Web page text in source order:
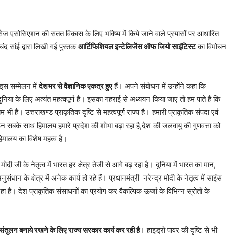
की सतत विकास के लिए भविष्य में किये जाने वाले प्रयासों पर आधारित
सांई द्वारा लिखी गई पुस्तकआर्टिफिशियल इन्टेलिजेंस ऑफ जियो साइंटिस्टका विमोचन
इस सम्मेलन मेंदेशभर से वैज्ञानिक एकत्र हुएहैं। अपने संबोधन में उन्होंने कहा कि
के लिए अत्यंत महत्वपूर्ण है। इसका गहराई से अध्ययन किया जाए तो हम पाते हैं कि
भी है। उत्तराखण्ड प्राकृतिक दृष्टि से महत्वपूर्ण राज्य है। हमारी प्राकृतिक संपदा एवं
सबके साथ हिमालय हमारे प्रदेश की शोभा बढ़ा रहा है,देश की जलवायु की गुणवत्ता को
का विशेष महत्व है।
जी के नेतृत्व में भारत हर क्षेत्र तेजी से आगे बढ़ रहा है। दुनिया में भारत का मान,
अनुसंधान के क्षेत्र में अनेक कार्य हो रहे हैं। प्रधानमंत्री नरेन्द्र मोदी के नेतृत्व में साइंस
है। देश प्राकृतिक संसाधनों का प्रयोग कर वैकल्पिक ऊर्जा के विभिन्न स्रोतों के
बनाये रखने के लिए राज्य सरकार कार्य कर रही है। हाइड्रो पावर की दृष्टि से भी